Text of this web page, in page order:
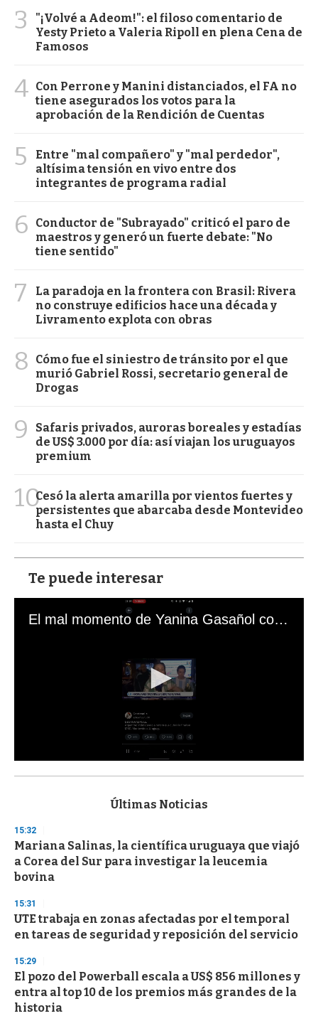
3
"¡Volvé a Adeom!": el filoso comentario de
Yesty Prieto a Valeria Ripoll en plena Cena de
Famosos
4 Con Perrone y Manini distanciados, el FA no
tiene asegurados los votos para la
aprobación de la Rendición de Cuentas
5
Entre "mal compañero" y "mal perdedor",
altísima tensión en vivo entre dos
integrantes de programa radial
6
Conductor de "Subrayado" criticó el paro de
maestros y generó un fuerte debate: "No
tiene sentido"
7
La paradoja en la frontera con Brasil: Rivera
no construye edificios hace una década y
Livramento explota con obras
8
Cómo fue el siniestro de tránsito por el que
murió Gabriel Rossi, secretario general de
Drogas
9
Safaris privados, auroras boreales y estadías
de US$ 3.000 por día: así viajan los uruguayos
premium
10Cesó la alerta amarilla por vientos fuertes y
persistentes que abarcaba desde Montevideo
hasta el Chuy
Te puede interesar
El mal momento de Yanina Gasañol con un hincha argentino en "Subrayado"
s
d
s
o
f
3
s
e
c
o
d
s
Últimas Noticias
15:32
Mariana Salinas, la científica uruguaya que viajó
a Corea del Sur para investigar la leucemia
bovina
15:31
UTE trabaja en zonas afectadas por el temporal
en tareas de seguridad y reposición del servicio
15:29
El pozo del Powerball escala a US$ 856 millones y
entra al top 10 de los premios más grandes de la
historia